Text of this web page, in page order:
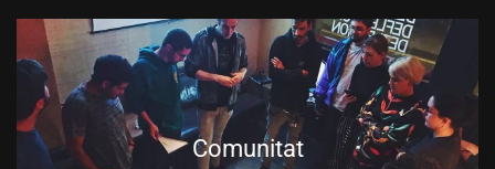
Comunitat